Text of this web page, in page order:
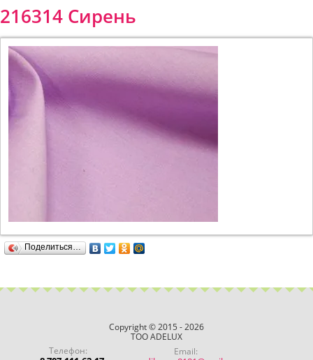
216314 Сирень
Поделиться…
Copyright © 2015 - 2026
ТОО ADELUX
Телефон:
Email: